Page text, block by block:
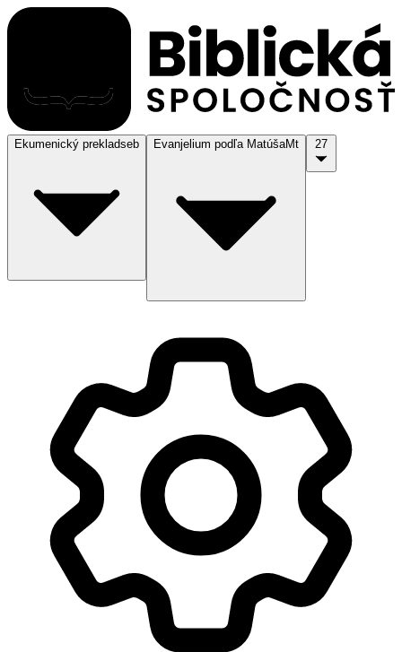
Ekumenický prekladseb Evanjelium podľa MatúšaMt